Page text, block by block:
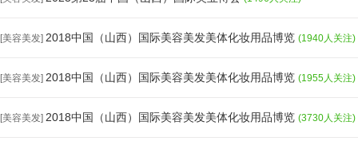
[美容美发] 2018中国（山西）国际美容美发美体化妆用品博览 (1940人关注)
[美容美发] 2018中国（山西）国际美容美发美体化妆用品博览 (1955人关注)
[美容美发] 2018中国（山西）国际美容美发美体化妆用品博览 (3730人关注)